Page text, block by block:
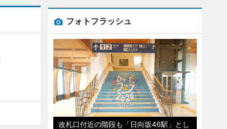
フォトフラッシュ
改札口付近の階段も「日向坂46駅」とし